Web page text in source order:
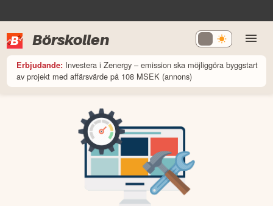
Börskollen
Erbjudande: Investera i Zenergy – emission ska möjliggöra byggstart
av projekt med affärsvärde på 108 MSEK (annons)